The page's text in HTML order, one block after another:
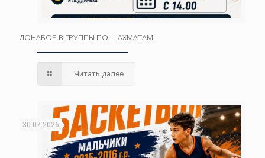
ДОНАБОР В ГРУППЫ ПО ШАХМАТАМ!
Читать далее
30.07.2026